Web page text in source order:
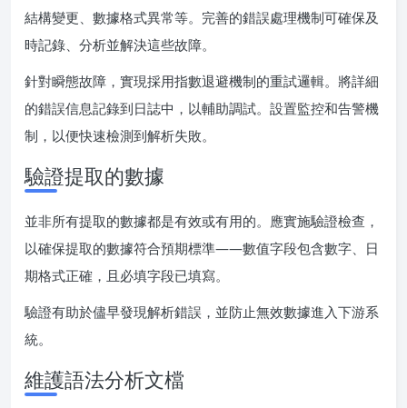
結構變更、數據格式異常等。完善的錯誤處理機制可確保及
時記錄、分析並解決這些故障。
針對瞬態故障，實現採用指數退避機制的重試邏輯。將詳細
的錯誤信息記錄到日誌中，以輔助調試。設置監控和告警機
制，以便快速檢測到解析失敗。
驗證提取的數據
並非所有提取的數據都是有效或有用的。應實施驗證檢查，
以確保提取的數據符合預期標準——數值字段包含數字、日
期格式正確，且必填字段已填寫。
驗證有助於儘早發現解析錯誤，並防止無效數據進入下游系
統。
維護語法分析文檔